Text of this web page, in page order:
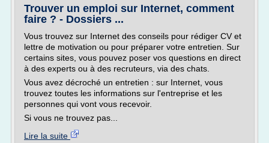
Trouver un emploi sur Internet, comment
faire ? - Dossiers ...
Vous trouvez sur Internet des conseils pour rédiger CV et
lettre de motivation ou pour préparer votre entretien. Sur
certains sites, vous pouvez poser vos questions en direct
à des experts ou à des recruteurs, via des chats.
Vous avez décroché un entretien : sur Internet, vous
trouvez toutes les informations sur l'entreprise et les
personnes qui vont vous recevoir.
Si vous ne trouvez pas...
Lire la suite